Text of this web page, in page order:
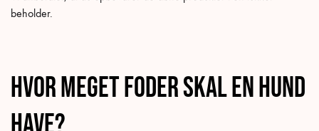
beholder.
Hvor meget foder skal en hund